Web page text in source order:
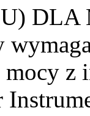
DLA
mocy